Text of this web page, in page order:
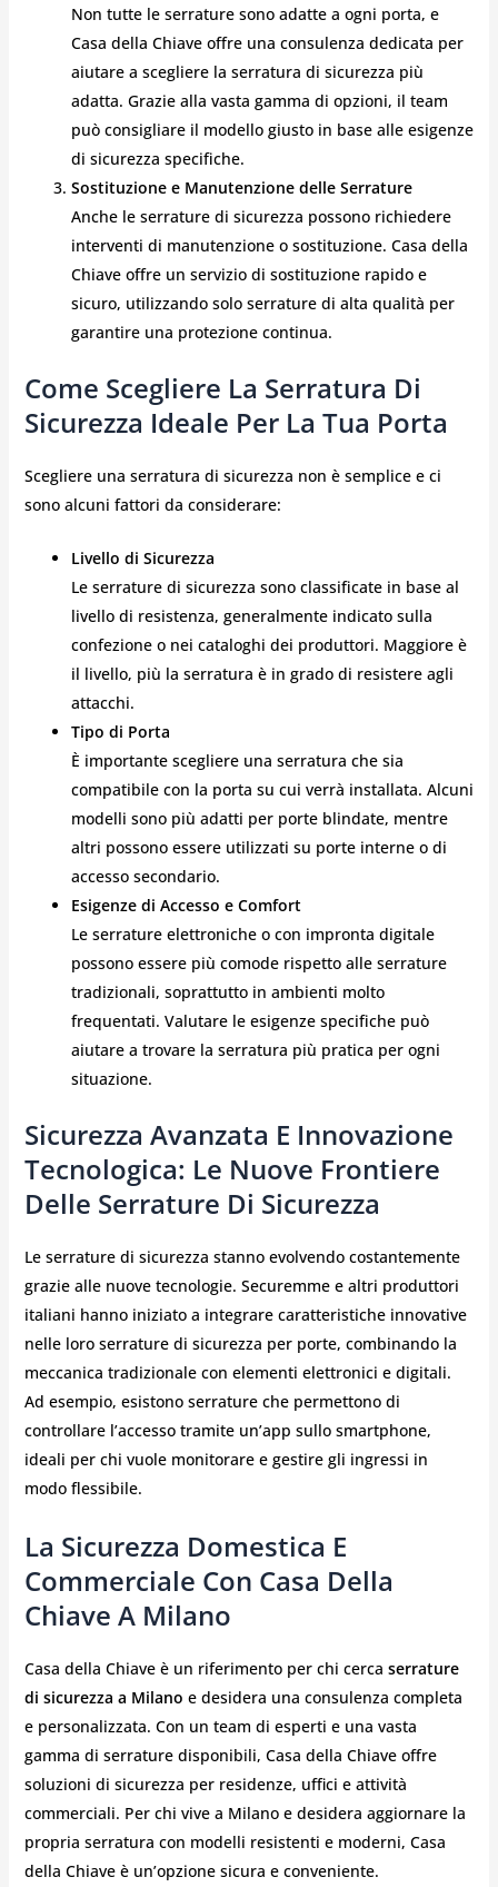
Non tutte le serrature sono adatte a ogni porta, e
Casa della Chiave offre una consulenza dedicata per
aiutare a scegliere la serratura di sicurezza più
adatta. Grazie alla vasta gamma di opzioni, il team
può consigliare il modello giusto in base alle esigenze
di sicurezza specifiche.
Sostituzione e Manutenzione delle Serrature
Anche le serrature di sicurezza possono richiedere
interventi di manutenzione o sostituzione. Casa della
Chiave offre un servizio di sostituzione rapido e
sicuro, utilizzando solo serrature di alta qualità per
garantire una protezione continua.
Come Scegliere La Serratura Di
Sicurezza Ideale Per La Tua Porta
Scegliere una serratura di sicurezza non è semplice e ci
sono alcuni fattori da considerare:
Livello di Sicurezza
Le serrature di sicurezza sono classificate in base al
livello di resistenza, generalmente indicato sulla
confezione o nei cataloghi dei produttori. Maggiore è
il livello, più la serratura è in grado di resistere agli
attacchi.
Tipo di Porta
È importante scegliere una serratura che sia
compatibile con la porta su cui verrà installata. Alcuni
modelli sono più adatti per porte blindate, mentre
altri possono essere utilizzati su porte interne o di
accesso secondario.
Esigenze di Accesso e Comfort
Le serrature elettroniche o con impronta digitale
possono essere più comode rispetto alle serrature
tradizionali, soprattutto in ambienti molto
frequentati. Valutare le esigenze specifiche può
aiutare a trovare la serratura più pratica per ogni
situazione.
Sicurezza Avanzata E Innovazione
Tecnologica: Le Nuove Frontiere
Delle Serrature Di Sicurezza
Le serrature di sicurezza stanno evolvendo costantemente
grazie alle nuove tecnologie. Securemme e altri produttori
italiani hanno iniziato a integrare caratteristiche innovative
nelle loro serrature di sicurezza per porte, combinando la
meccanica tradizionale con elementi elettronici e digitali.
Ad esempio, esistono serrature che permettono di
controllare l’accesso tramite un’app sullo smartphone,
ideali per chi vuole monitorare e gestire gli ingressi in
modo flessibile.
La Sicurezza Domestica E
Commerciale Con Casa Della
Chiave A Milano
Casa della Chiave è un riferimento per chi cerca serrature
di sicurezza a Milano e desidera una consulenza completa
e personalizzata. Con un team di esperti e una vasta
gamma di serrature disponibili, Casa della Chiave offre
soluzioni di sicurezza per residenze, uffici e attività
commerciali. Per chi vive a Milano e desidera aggiornare la
propria serratura con modelli resistenti e moderni, Casa
della Chiave è un’opzione sicura e conveniente.